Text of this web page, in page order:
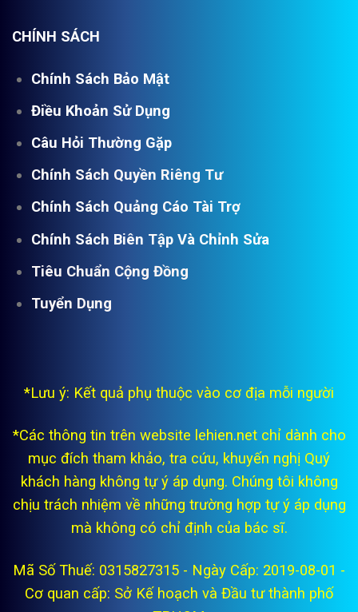
CHÍNH SÁCH
Chính Sách Bảo Mật
Điều Khoản Sử Dụng
Câu Hỏi Thường Gặp
Chính Sách Quyền Riêng Tư
Chính Sách Quảng Cáo Tài Trợ
Chính Sách Biên Tập Và Chỉnh Sửa
Tiêu Chuẩn Cộng Đồng
Tuyển Dụng
*Lưu ý: Kết quả phụ thuộc vào cơ địa mỗi người
*Các thông tin trên website lehien.net chỉ dành cho
mục đích tham khảo, tra cứu, khuyến nghị Quý
khách hàng không tự ý áp dụng. Chúng tôi không
chịu trách nhiệm về những trường hợp tự ý áp dụng
mà không có chỉ định của bác sĩ.
Mã Số Thuế: 0315827315 - Ngày Cấp: 2019-08-01 -
Cơ quan cấp: Sở Kế hoạch và Đầu tư thành phố